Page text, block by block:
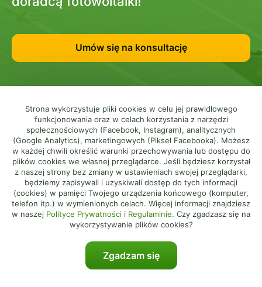
Umów się na konsultację
ekoFachowcy
Strona wykorzystuje pliki cookies w celu jej prawidłowego
funkcjonowania oraz w celach korzystania z narzędzi
społecznościowych (Facebook, Instagram), analitycznych
(Google Analytics), marketingowych (Piksel Facebooka). Możesz
w każdej chwili określić warunki przechowywania lub dostępu do
plików cookies we własnej przeglądarce. Jeśli będziesz korzystał
z naszej strony bez zmiany w ustawieniach swojej przeglądarki,
będziemy zapisywali i uzyskiwali dostęp do tych informacji
(cookies) w pamięci Twojego urządzenia końcowego (komputer,
telefon itp.) w wymienionych celach. Więcej informacji znajdziesz
w naszej Polityce Prywatności i Regulaminie. Czy zgadzasz się na
wykorzystywanie plików cookies?
Zgadzam się